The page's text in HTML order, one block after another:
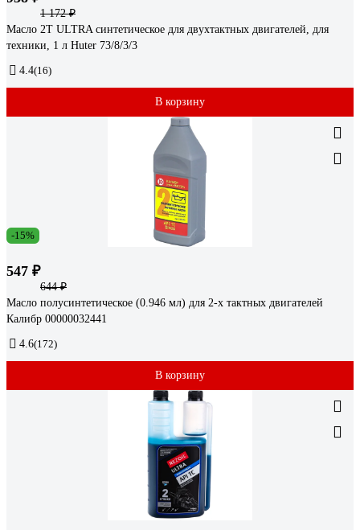
1 172 ₽
Масло 2Т ULTRA синтетическое для двухтактных двигателей, для
техники, 1 л Huter 73/8/3/3
4.4(16)
В корзину
-15%
547 ₽
644 ₽
Масло полусинтетическое (0.946 мл) для 2-х тактных двигателей
Калибр 00000032441
4.6(172)
В корзину